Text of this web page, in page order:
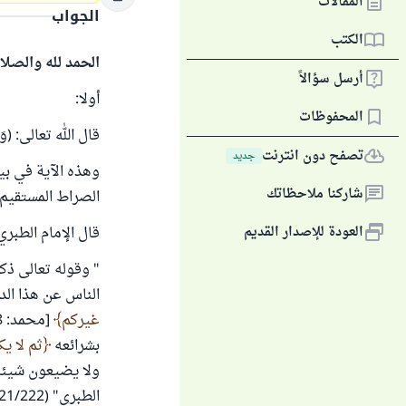
الكتب
أرسل سؤالاً
المحفوظات
تصفح دون انترنت جديد
شاركنا ملاحظاتك
العودة للإصدار القديم
الجواب
الحمد لله
أولا:
قال الله تعالى:
وهذه الآية في
الصراط
قال الإمام
" وقوله تعالى
الناس عن هذا
غيركم
بشرائعه ثم لا
ولا يضيعون
الطبري" (21/222).